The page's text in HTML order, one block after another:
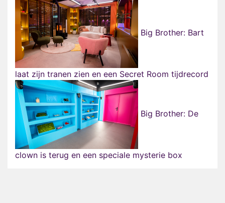
Big Brother: Bart
laat zijn tranen zien en een Secret Room tijdrecord
Big Brother: De
clown is terug en een speciale mysterie box